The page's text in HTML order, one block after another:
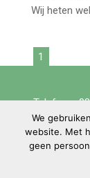
Wij heten
1
Telefoon:
Keizers & Visser |
We
website. Met
geen